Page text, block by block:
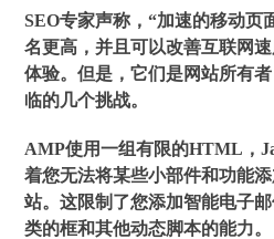
SEO专家声称，“加速的移动页
名更高，并且可以改善互联网
体验。但是，它们是网站所有
临的几个挑战。
AMP使用一组有限的HTML，
着您无法将某些小部件和功能
站。这限制了您添加智能电子
类的框和其他动态脚本的能力。